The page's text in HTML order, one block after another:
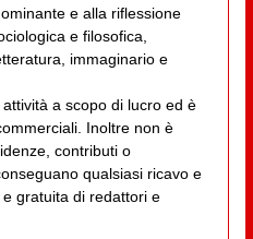
e alla riflessione
e filosofica,
immaginario e
a scopo di lucro ed è
Inoltre non è
contributi o
qualsiasi ricavo e
gratuita di redattori e